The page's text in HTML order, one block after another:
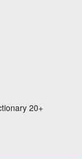
20+